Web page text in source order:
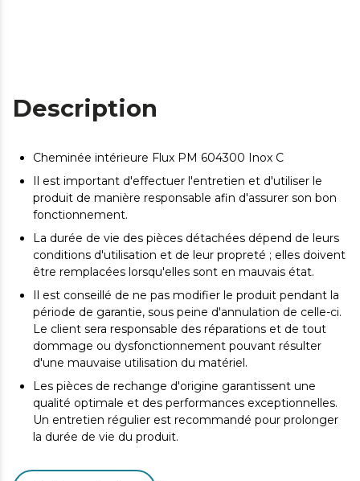
Description
Cheminée intérieure Flux PM 604300 Inox C
Il est important d'effectuer l'entretien et d'utiliser le
produit de manière responsable afin d'assurer son bon
fonctionnement.
La durée de vie des pièces détachées dépend de leurs
conditions d'utilisation et de leur propreté ; elles doivent
être remplacées lorsqu'elles sont en mauvais état.
Il est conseillé de ne pas modifier le produit pendant la
période de garantie, sous peine d'annulation de celle-ci.
Le client sera responsable des réparations et de tout
dommage ou dysfonctionnement pouvant résulter
d'une mauvaise utilisation du matériel.
Les pièces de rechange d'origine garantissent une
qualité optimale et des performances exceptionnelles.
Un entretien régulier est recommandé pour prolonger
la durée de vie du produit.